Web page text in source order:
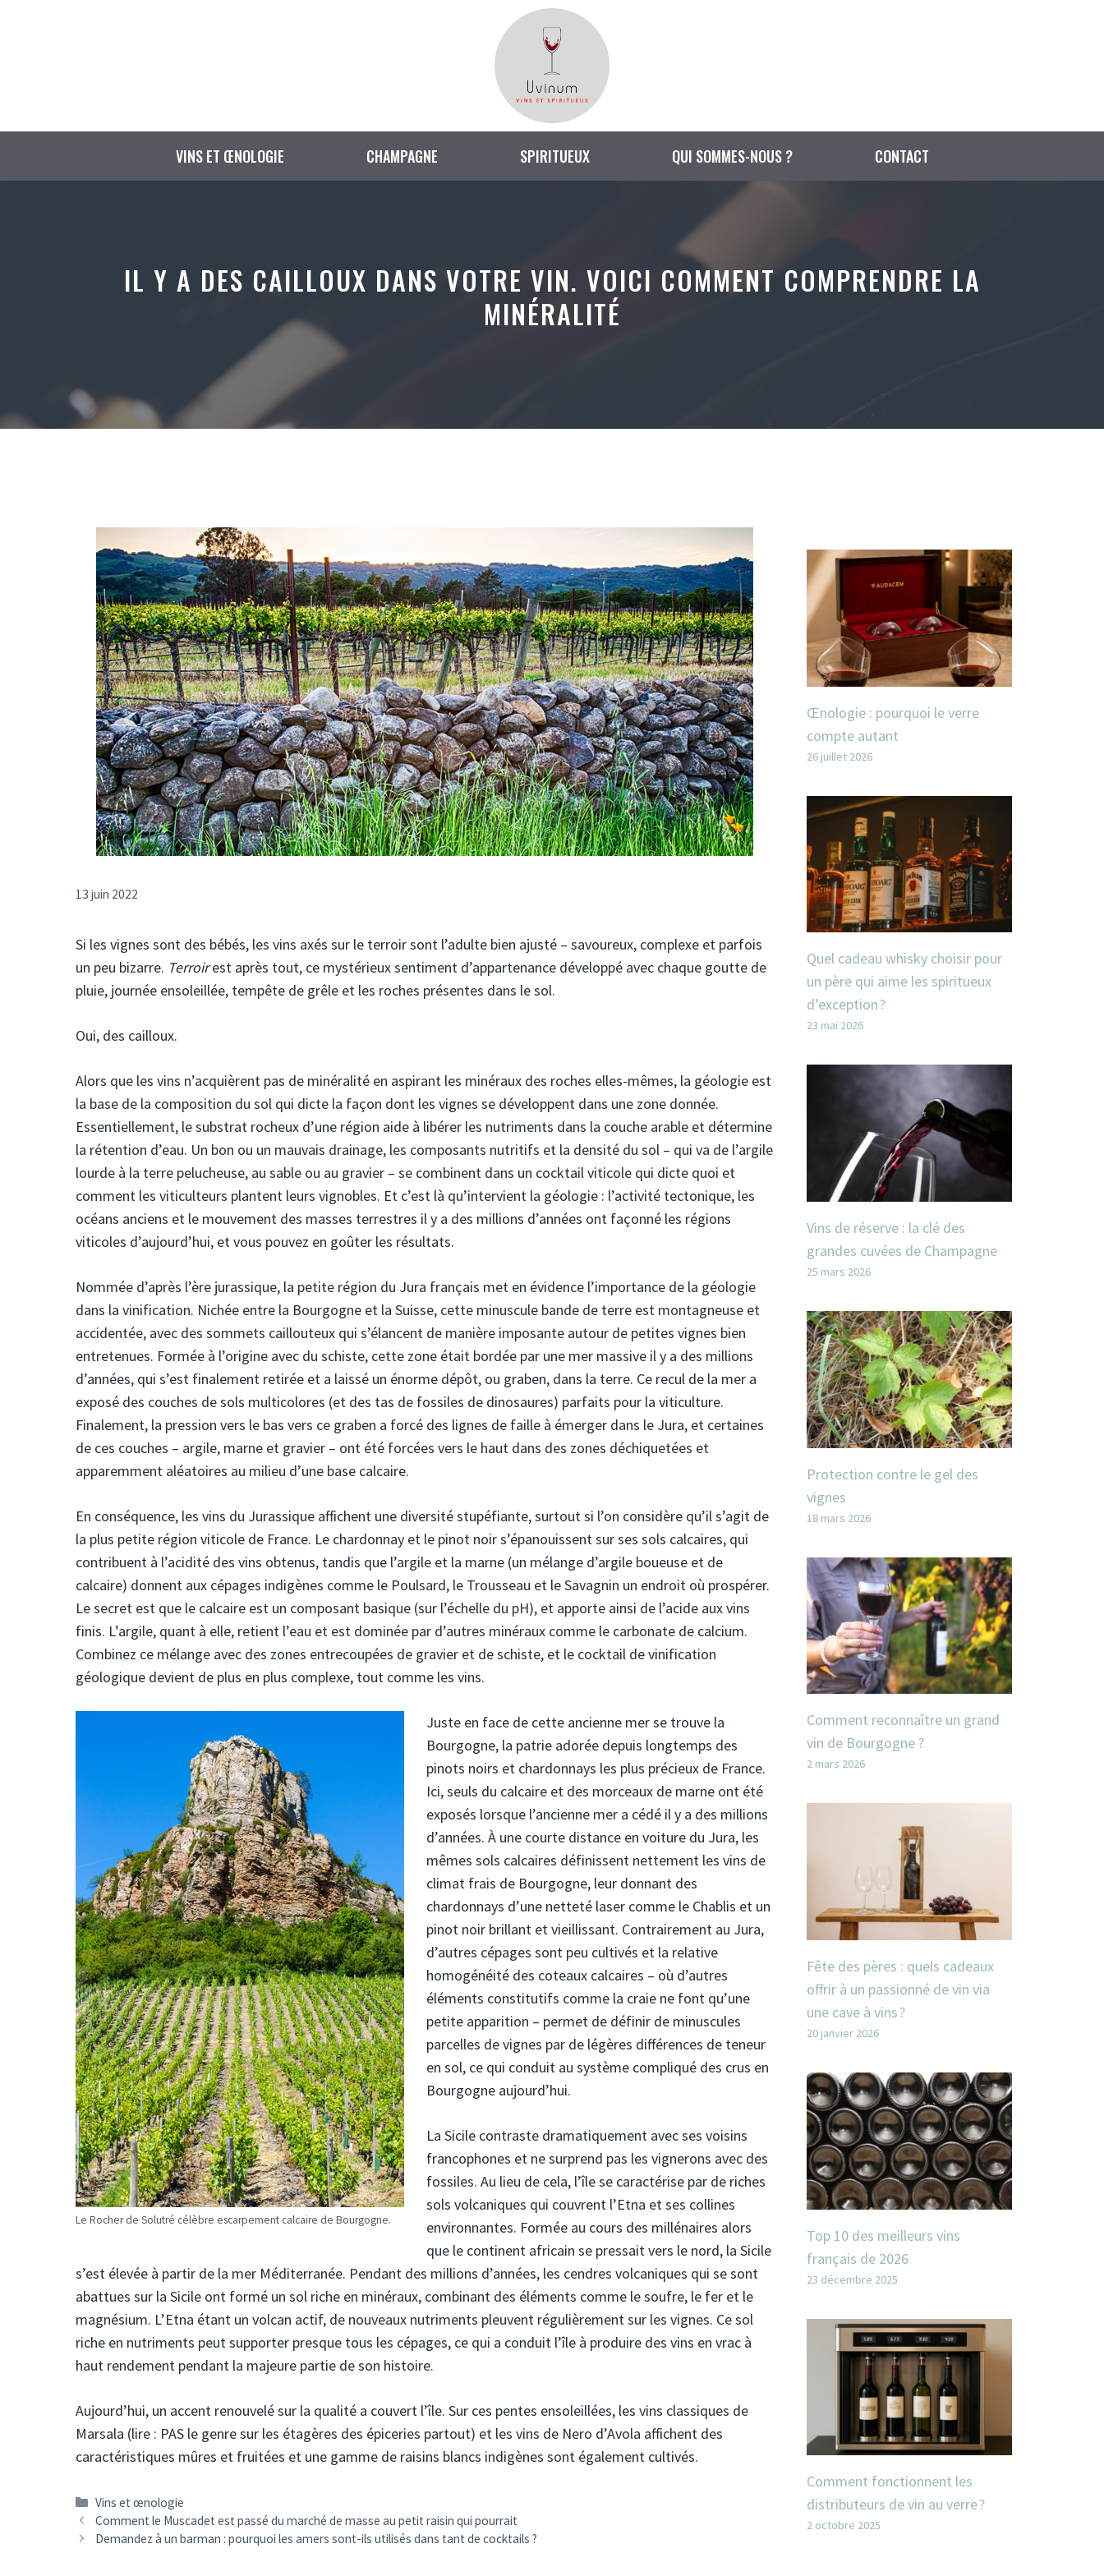
VINS ET ŒNOLOGIE CHAMPAGNE SPIRITUEUX QUI SOMMES-NOUS ? CONTACT
IL Y A DES CAILLOUX DANS VOTRE VIN. VOICI COMMENT COMPRENDRE LA
MINÉRALITÉ
13 juin 2022
Si les vignes sont des bébés, les vins axés sur le terroir sont l’adulte bien ajusté – savoureux, complexe et parfois
un peu bizarre. Terroirest après tout, ce mystérieux sentiment d’appartenance développé avec chaque goutte de
pluie, journée ensoleillée, tempête de grêle et les roches présentes dans le sol.
Oui, des cailloux.
Alors que les vins n’acquièrent pas de minéralité en aspirant les minéraux des roches elles-mêmes, la géologie est
la base de la composition du sol qui dicte la façon dont les vignes se développent dans une zone donnée.
Essentiellement, le substrat rocheux d’une région aide à libérer les nutriments dans la couche arable et détermine
la rétention d’eau. Un bon ou un mauvais drainage, les composants nutritifs et la densité du sol – qui va de l’argile
lourde à la terre pelucheuse, au sable ou au gravier – se combinent dans un cocktail viticole qui dicte quoi et
comment les viticulteurs plantent leurs vignobles. Et c’est là qu’intervient la géologie : l’activité tectonique, les
océans anciens et le mouvement des masses terrestres il y a des millions d’années ont façonné les régions
viticoles d’aujourd’hui, et vous pouvez en goûter les résultats.
Nommée d’après l’ère jurassique, la petite région du Jura français met en évidence l’importance de la géologie
dans la vinification. Nichée entre la Bourgogne et la Suisse, cette minuscule bande de terre est montagneuse et
accidentée, avec des sommets caillouteux qui s’élancent de manière imposante autour de petites vignes bien
entretenues. Formée à l’origine avec du schiste, cette zone était bordée par une mer massive il y a des millions
d’années, qui s’est finalement retirée et a laissé un énorme dépôt, ou graben, dans la terre. Ce recul de la mer a
exposé des couches de sols multicolores (et des tas de fossiles de dinosaures) parfaits pour la viticulture.
Finalement, la pression vers le bas vers ce graben a forcé des lignes de faille à émerger dans le Jura, et certaines
de ces couches – argile, marne et gravier – ont été forcées vers le haut dans des zones déchiquetées et
apparemment aléatoires au milieu d’une base calcaire.
En conséquence, les vins du Jurassique affichent une diversité stupéfiante, surtout si l’on considère qu’il s’agit de
la plus petite région viticole de France. Le chardonnay et le pinot noir s’épanouissent sur ses sols calcaires, qui
contribuent à l’acidité des vins obtenus, tandis que l’argile et la marne (un mélange d’argile boueuse et de
calcaire) donnent aux cépages indigènes comme le Poulsard, le Trousseau et le Savagnin un endroit où prospérer.
Le secret est que le calcaire est un composant basique (sur l’échelle du pH), et apporte ainsi de l’acide aux vins
finis. L’argile, quant à elle, retient l’eau et est dominée par d’autres minéraux comme le carbonate de calcium.
Combinez ce mélange avec des zones entrecoupées de gravier et de schiste, et le cocktail de vinification
géologique devient de plus en plus complexe, tout comme les vins.
Le Rocher de Solutré célèbre escarpement calcaire de Bourgogne.
Juste en face de cette ancienne mer se trouve la
Bourgogne, la patrie adorée depuis longtemps des
pinots noirs et chardonnays les plus précieux de France.
Ici, seuls du calcaire et des morceaux de marne ont été
exposés lorsque l’ancienne mer a cédé il y a des millions
d’années. À une courte distance en voiture du Jura, les
mêmes sols calcaires définissent nettement les vins de
climat frais de Bourgogne, leur donnant des
chardonnays d’une netteté laser comme le Chablis et un
pinot noir brillant et vieillissant. Contrairement au Jura,
d’autres cépages sont peu cultivés et la relative
homogénéité des coteaux calcaires – où d’autres
éléments constitutifs comme la craie ne font qu’une
petite apparition – permet de définir de minuscules
parcelles de vignes par de légères différences de teneur
en sol, ce qui conduit au système compliqué des crus en
Bourgogne aujourd’hui.
La Sicile contraste dramatiquement avec ses voisins
francophones et ne surprend pas les vignerons avec des
fossiles. Au lieu de cela, l’île se caractérise par de riches
sols volcaniques qui couvrent l’Etna et ses collines
environnantes. Formée au cours des millénaires alors
que le continent africain se pressait vers le nord, la Sicile
s’est élevée à partir de la mer Méditerranée. Pendant des millions d’années, les cendres volcaniques qui se sont
abattues sur la Sicile ont formé un sol riche en minéraux, combinant des éléments comme le soufre, le fer et le
magnésium. L’Etna étant un volcan actif, de nouveaux nutriments pleuvent régulièrement sur les vignes. Ce sol
riche en nutriments peut supporter presque tous les cépages, ce qui a conduit l’île à produire des vins en vrac à
haut rendement pendant la majeure partie de son histoire.
Aujourd’hui, un accent renouvelé sur la qualité a couvert l’île. Sur ces pentes ensoleillées, les vins classiques de
Marsala (lire : PAS le genre sur les étagères des épiceries partout) et les vins de Nero d’Avola affichent des
caractéristiques mûres et fruitées et une gamme de raisins blancs indigènes sont également cultivés.
Catégories
Vins et œnologie
Navigation
des
Comment le Muscadet est passé du marché de masse au petit raisin qui pourrait
Demandez à un barman : pourquoi les amers sont-ils utilisés dans tant de cocktails ?
Œnologie : pourquoi le verre
compte autant
26 juillet 2026
Quel cadeau whisky choisir pour
un père qui aime les spiritueux
d’exception ?
23 mai 2026
Vins de réserve : la clé des
grandes cuvées de Champagne
25 mars 2026
Protection contre le gel des
vignes
18 mars 2026
Comment reconnaître un grand
vin de Bourgogne ?
2 mars 2026
Fête des pères : quels cadeaux
offrir à un passionné de vin via
une cave à vins ?
20 janvier 2026
Top 10 des meilleurs vins
français de 2026
23 décembre 2025
Comment fonctionnent les
distributeurs de vin au verre ?
2 octobre 2025